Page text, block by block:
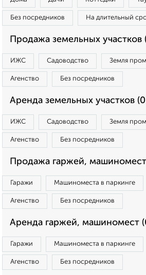
Без посредников На длительный
Продажа земельных участков
ИЖС Садоводство Земля
Агенство Без посредников
Аренда земельных участков
ИЖС Садоводство Земля
Агенство Без посредников
Продажа гаржей,
Гаражи Машиноместа в паркинге
Агенство Без посредников
Аренда гаржей, машиномест
Гаражи Машиноместа в паркинге
Агенство Без посредников